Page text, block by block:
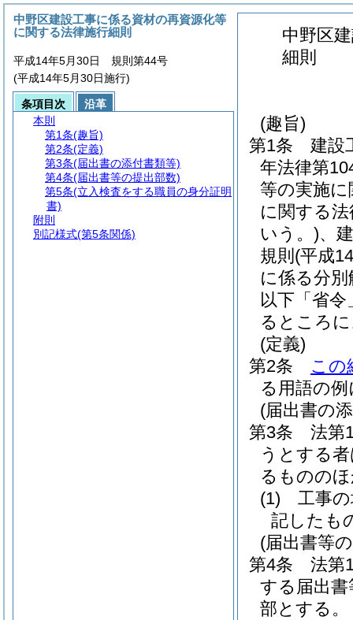
中野区
細則
(趣旨)
第1条
建設
年法律第
等の実施
に関する
いう。)、
規則 (平成
に係る分
以下「省
るところ
(定義)
第2条
この
る用語の
(届出書の
第3条
法第
うとする
るものの
(1)
工事
記したも
(届出書等
第4条
法第
する届出書
部とする。
中野区建設工事に係る資材の再資源化等
に関する法律施行細則
平成14年5月30日 規則第44号
(平成14年5月30日施行)
条項目次
沿革
本則
第1条(趣旨)
第2条(定義)
第3条(届出書の添付書類等)
第4条(届出書等の提出部数)
第5条(立入検査をする職員の身分証明
書)
附則
別記様式(第5条関係)